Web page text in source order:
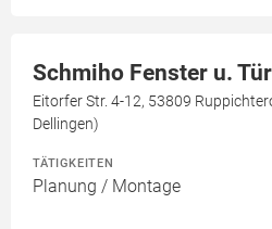
Schmiho Fenster u.
Eitorfer Str. 4-12, 53809
Dellingen)
TÄTIGKEITEN
Planung / Montage